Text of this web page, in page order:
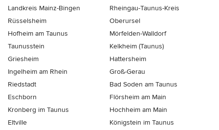
Landkreis Mainz-Bingen
Rheingau-Taunus-Kreis
Rüsselsheim
Oberursel
Hofheim am Taunus
Mörfelden-Walldorf
Taunusstein
Kelkheim (Taunus)
Griesheim
Hattersheim
Ingelheim am Rhein
Groß-Gerau
Riedstadt
Bad Soden am Taunus
Eschborn
Flörsheim am Main
Kronberg im Taunus
Hochheim am Main
Eltville
Königstein im Taunus